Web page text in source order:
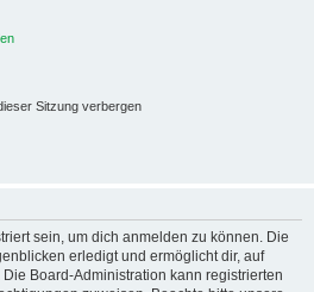
Sitzung verbergen
sein, um dich anmelden zu können. Die
erledigt und ermöglicht dir, auf
Board-Administration kann registrierten